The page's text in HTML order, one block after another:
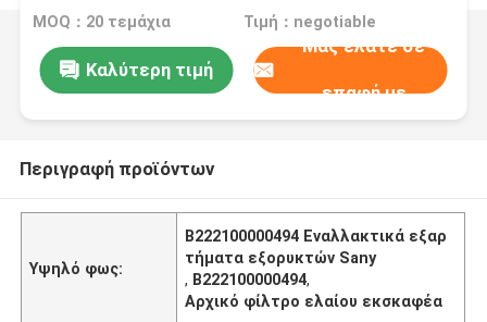
MOQ：20 τεμάχια Τιμή：negotiable
Καλύτερη τιμή
Μας ελάτε σε
επαφή με
Περιγραφή προϊόντων
Υψηλό φως:
Β222100000494 Εναλλακτικά εξαρ
τήματα εξορυκτών Sany
, B222100000494,
Αρχικό φίλτρο ελαίου εκσκαφέα